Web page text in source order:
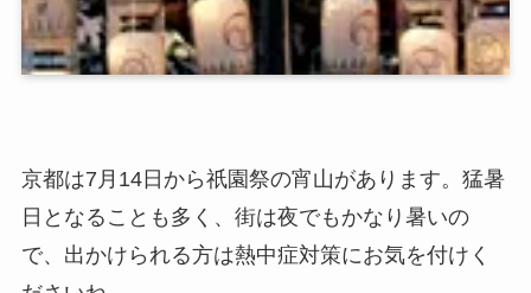
京都は7月14日から祇園祭の宵山があります。猛暑
日となることも多く、街は夜でもかなり暑いの
で、出かけられる方は熱中症対策にお気を付けく